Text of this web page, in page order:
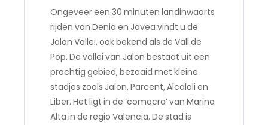
Ongeveer een 30 minuten landinwaarts
rijden van Denia en Javea vindt u de
Jalon Vallei, ook bekend als de Vall de
Pop. De vallei van Jalon bestaat uit een
prachtig gebied, bezaaid met kleine
stadjes zoals Jalon, Parcent, Alcalali en
Liber. Het ligt in de ‘comacra’ van Marina
Alta in de regio Valencia. De stad is